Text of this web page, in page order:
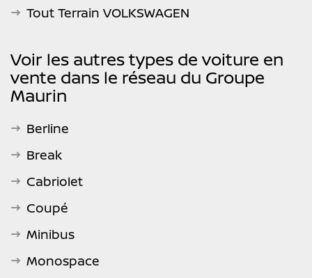
Tout Terrain VOLKSWAGEN
Voir les autres types de voiture en
vente dans le réseau du Groupe
Maurin
Berline
Break
Cabriolet
Coupé
Minibus
Monospace